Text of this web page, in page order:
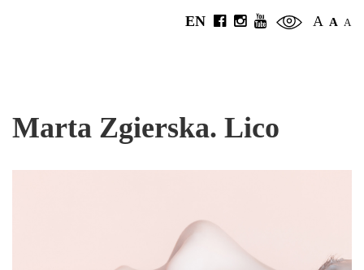
A A A
EN
Marta Zgierska. Lico